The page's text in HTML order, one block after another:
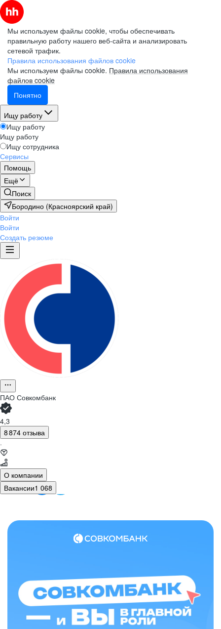
Мы используем файлы cookie, чтобы обеспечивать
правильную работу нашего веб-сайта и анализировать
сетевой трафик.
Правила использования файлов cookie
Мы используем файлы cookie. Правила использования
файлов cookie
Понятно
Ищу работу
Ищу работу
Ищу работу
Ищу сотрудника
Сервисы
Помощь
Ещё
Поиск
Бородино (Красноярский край)
Войти
Войти
Создать резюме
ПАО Совкомбанк
4,3
8 874 отзыва
·
О компании
Вакансии1 068